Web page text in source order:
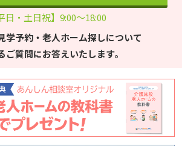
日・土日祝】9:00～18:00
学予約・老人ホーム探しについて
ご質問にお答えいたします。